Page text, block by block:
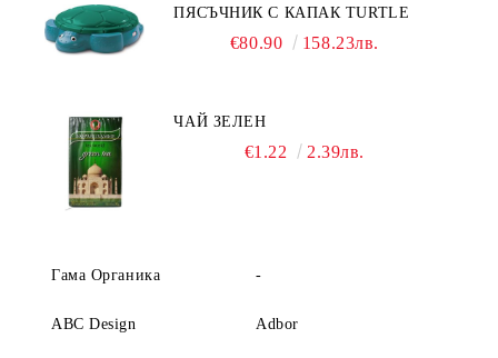
ПЯСЪЧНИК С КАПАК TURTLE
€80.90 158.23лв.
ЧАЙ ЗЕЛЕН
€1.22 2.39лв.
Гама Органика -
ABC Design Adbor